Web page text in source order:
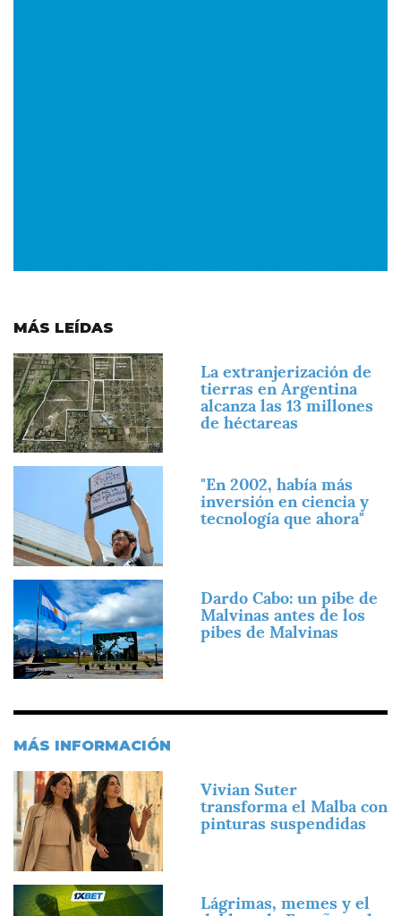
MÁS LEÍDAS
Imagen
La extranjerización de
tierras en Argentina
alcanza las 13 millones
de héctareas
"En 2002, había más
inversión en ciencia y
tecnología que ahora"
Imagen
Dardo Cabo: un pibe de
Malvinas antes de los
pibes de Malvinas
MÁS INFORMACIÓN
Imagen
Vivian Suter
transforma el Malba con
pinturas suspendidas
Imagen
Lágrimas, memes y el